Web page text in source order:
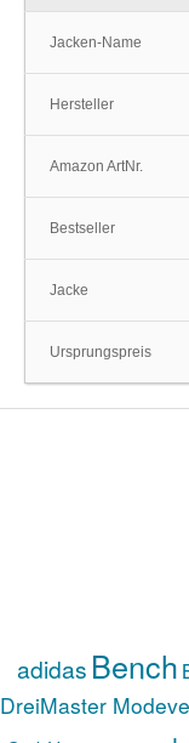
Jacken-Name
Hersteller
Amazon ArtNr.
Bestseller
Jacke
Ursprungspreis
adidas Bench
DreiMaster